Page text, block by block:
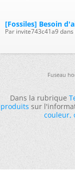
[Fossiles] Besoin
Par invite743c41a9
Fuseau
Dans la rubrique
produitssur
couleur,